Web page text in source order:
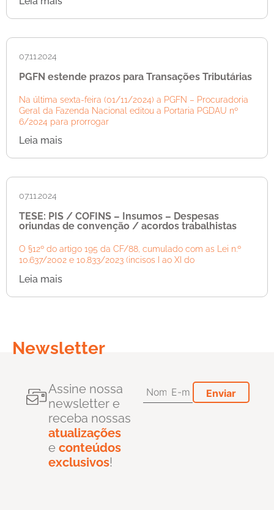
07.11.2024
PGFN estende prazos para Transações Tributárias
Na última sexta-feira (01/11/2024) a PGFN – Procuradoria
Geral da Fazenda Nacional editou a Portaria PGDAU nº
6/2024 para prorrogar
Leia mais
07.11.2024
TESE: PIS / COFINS – Insumos – Despesas
oriundas de convenção / acordos trabalhistas
O §12º do artigo 195 da CF/88, cumulado com as Lei n.º
10.637/2002 e 10.833/2023 (incisos I ao XI do
Leia mais
Newsletter
Assine nossa
newsletter e
receba nossas
atualizações
e conteúdos
exclusivos!